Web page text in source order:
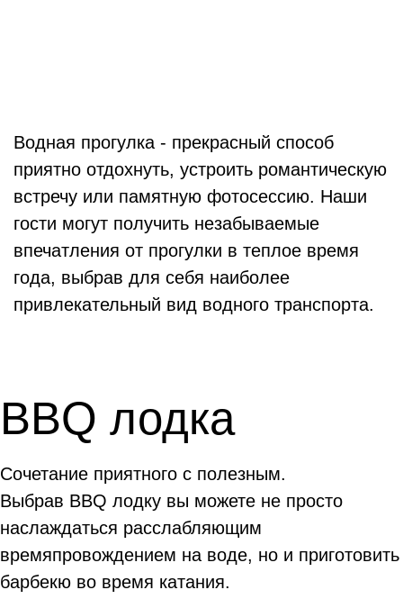
Водная прогулка - прекрасный способ
приятно отдохнуть, устроить романтическую
встречу или памятную фотосессию. Наши
гости могут получить незабываемые
впечатления от прогулки в теплое время
года, выбрав для себя наиболее
привлекательный вид водного транспорта.
BBQ лодка
Сочетание приятного с полезным.
Выбрав BBQ лодку вы можете не просто
наслаждаться расслабляющим
времяпровождением на воде, но и приготовить
барбекю во время катания.